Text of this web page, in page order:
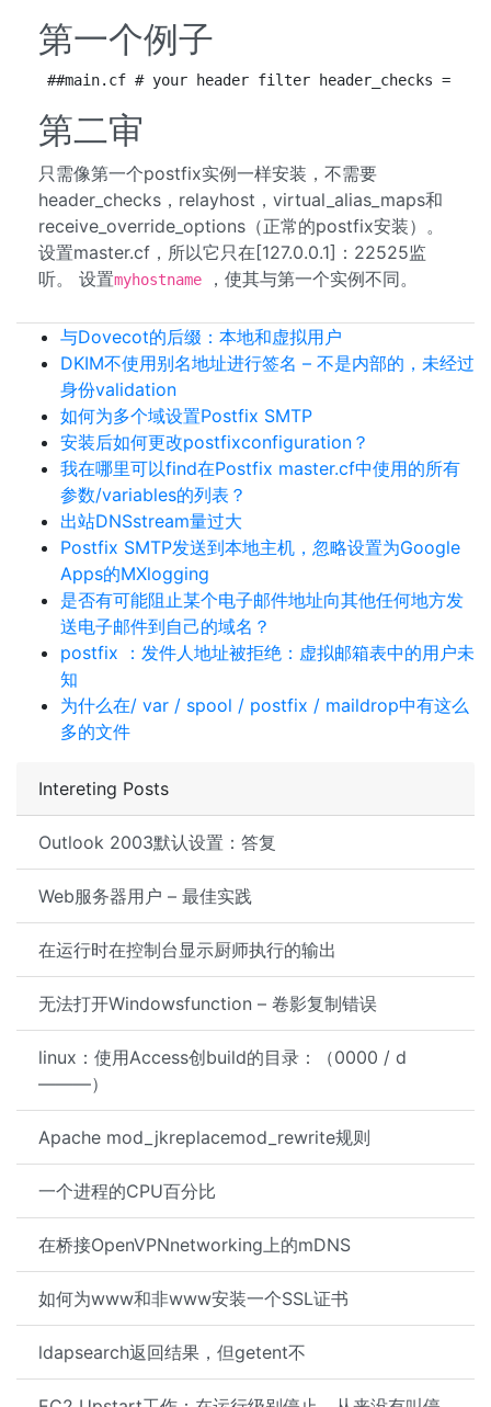
Intereting Posts
Outlook 2003默认设置：答复
Web服务器用户 – 最佳实践
在运行时在控制台显示厨师执行的输出
无法打开Windowsfunction – 卷影复制错误
linux：使用Access创build的目录：（0000 / d
———）
Apache mod_jkreplacemod_rewrite规则
一个进程的CPU百分比
在桥接OpenVPNnetworking上的mDNS
如何为www和非www安装一个SSL证书
ldapsearch返回结果，但getent不
第一个例子
##main.cf # your header filter header_checks =
第二审
只需像第一个postfix实例一样安装，不需要
header_checks，relayhost，virtual_alias_maps和
receive_override_options（正常的postfix安装）。
设置master.cf，所以它只在[127.0.0.1]：22525监
听。 设置myhostname ，使其与第一个实例不同。
与Dovecot的后缀：本地和虚拟用户
DKIM不使用别名地址进行签名 – 不是内部的，未经过
身份validation
如何为多个域设置Postfix SMTP
安装后如何更改postfixconfiguration？
我在哪里可以find在Postfix master.cf中使用的所有
参数/variables的列表？
出站DNSstream量过大
Postfix SMTP发送到本地主机，忽略设置为Google
Apps的MXlogging
是否有可能阻止某个电子邮件地址向其他任何地方发
送电子邮件到自己的域名？
postfix ：发件人地址被拒绝：虚拟邮箱表中的用户未
知
为什么在/ var / spool / postfix / maildrop中有这么
多的文件